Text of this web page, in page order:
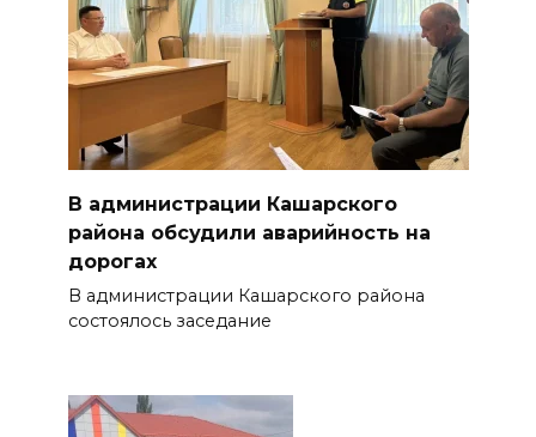
В администрации Кашарского
района обсудили аварийность на
дорогах
В администрации Кашарского района
состоялось заседание